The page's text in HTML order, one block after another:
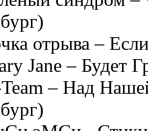
отрыва –
Jane – Будет
– Над